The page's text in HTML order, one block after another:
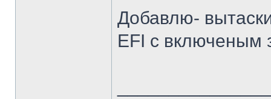
Добавлю-
EFI с включеным